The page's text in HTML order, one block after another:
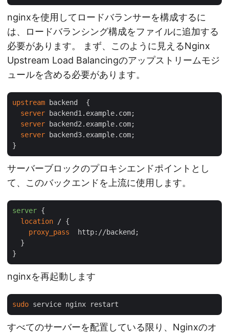
nginxを使用してロードバランサーを構成するに
は、ロードバランシング構成をファイルに追加する
必要があります。 まず、このように見えるNginx
Upstream Load Balancingのアップストリームモジ
ュールを含める必要があります。
upstream backend  {
server backend1.example.com;
server backend2.example.com;
server backend3.example.com;
サーバーブロックのプロキシエンドポイントとし
て、このバックエンドを上流に使用します。
server {
location / {
proxy_pass
  http://backend;
  }
nginxを再起動します
sudo
すべてのサーバーを配置している限り、Nginxのオ